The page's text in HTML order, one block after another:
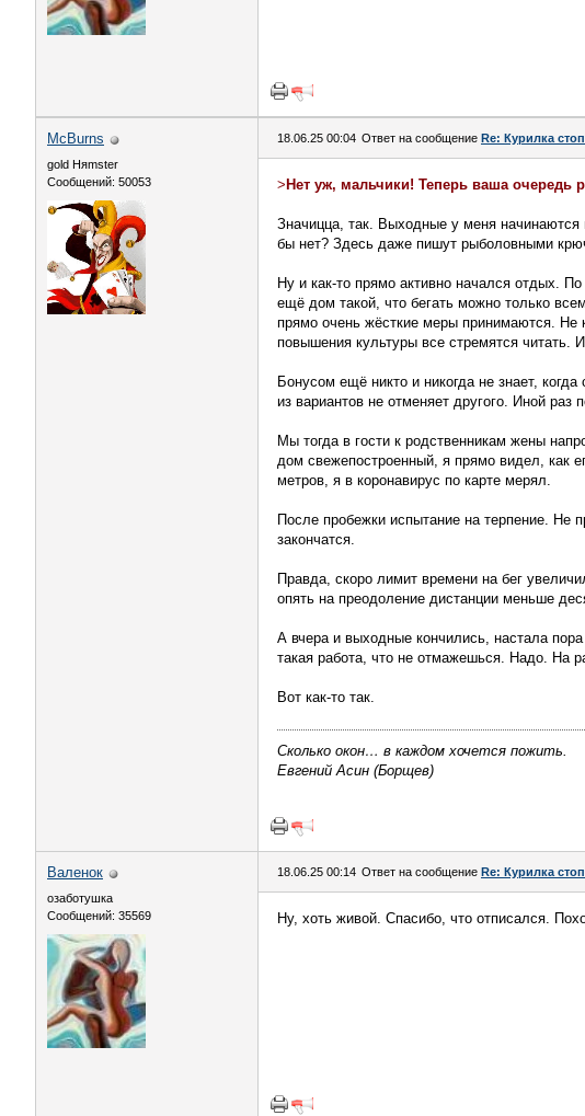
McBurns
gold Няmster
Сообщений: 50053
18.06.25 00:04 Ответ на сообщение Re: Курилка
> Нет уж, мальчики! Теперь ваша очередь
Значицца, так. Выходные у меня начинаются
бы нет? Здесь даже пишут рыболовными
Ну и как-то прямо активно начался отдых.
ещё дом такой, что бегать можно только
прямо очень жёсткие меры принимаются. Не
повышения культуры все стремятся читать.
Бонусом ещё никто и никогда не знает,
из вариантов не отменяет другого. Иной раз
Мы тогда в гости к родственникам жены
дом свежепостроенный, я прямо видел, как
метров, я в коронавирус по карте мерял.
После пробежки испытание на терпение.
закончатся.
Правда, скоро лимит времени на бег
опять на преодоление дистанции меньше
А вчера и выходные кончились, настала
такая работа, что не отмажешься. Надо. На
Вот как-то так.
Сколько окон… в каждом хочется пожить.
Евгений Асин (Борщев)
Валенок
озаботушка
Сообщений: 35569
18.06.25 00:14 Ответ на сообщение Re: Курилка
Ну, хоть живой. Спасибо, что отписался.